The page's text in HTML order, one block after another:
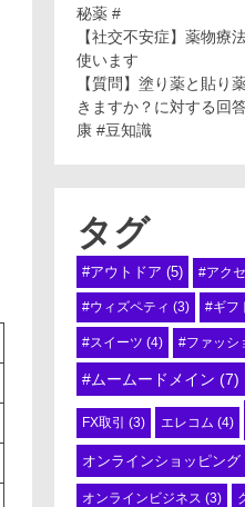
秘薬 #
【社交不安症】薬物療
使います
【質問】塗り薬と貼り
きますか？に対する回
康 #豆知識
タグ
#アウトドア (5) #アク
#ウィズペティ (3) #ギフ
#スイーツ (4) #ファッシ
#ムームードメイン (7)
FX取引 (3) エレコム (4)
オンラインショッピング
オンラインビジネス (3)